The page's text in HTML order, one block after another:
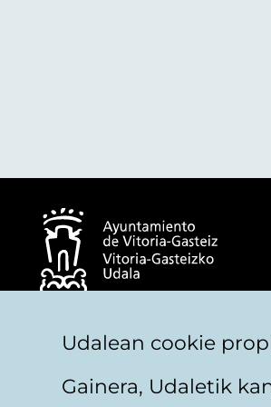
© Vitoria-Gasteizko
Udalean cookie
Gainera, Udaletik